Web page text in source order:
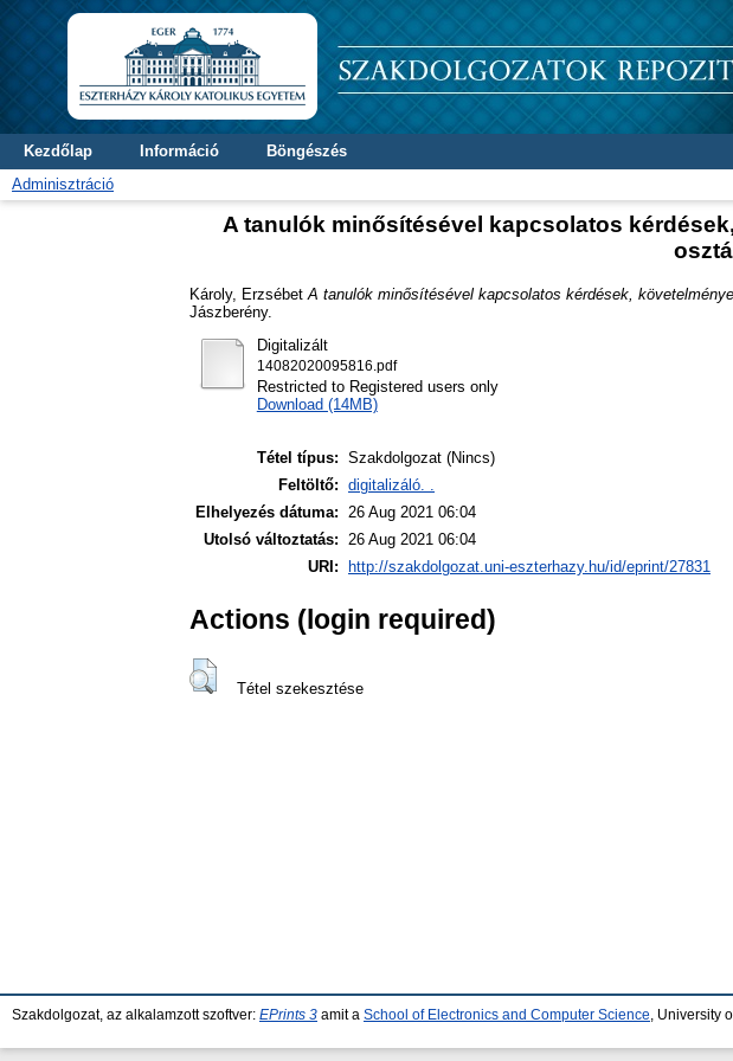
Kezdőlap Információ
Böngészés
Adminisztráció
A tanulók minősítésével kapcsolatos
Károly, Erzsébet A tanulók minősítésével kapcsolatos kérdések,
Jászberény.
Digitalizált
14082020095816.pdf
Restricted to Registered users only
Download (14MB)
Tétel típus: Szakdolgozat (Nincs)
Feltöltő: digitalizáló. .
Elhelyezés dátuma: 26 Aug 2021 06:04
Utolsó változtatás: 26 Aug 2021 06:04
URI:
http://szakdolgozat.uni-eszterhazy.hu/id/eprint/27831
Actions (login required)
Tétel szekesztése
Szakdolgozat, az alkalamzott szoftver: EPrints 3 amit a School of Electronics and Computer Science , University